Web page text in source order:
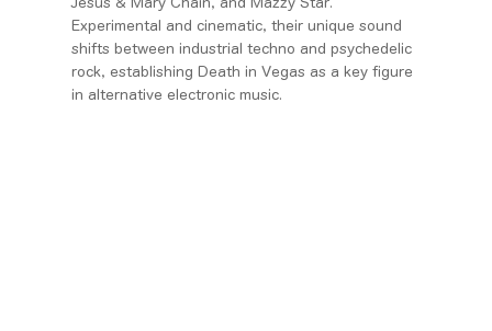
Jesus & Mary Chain, and Mazzy Star.
Experimental and cinematic, their unique sound
shifts between industrial techno and psychedelic
rock, establishing Death in Vegas as a key figure
in alternative electronic music.